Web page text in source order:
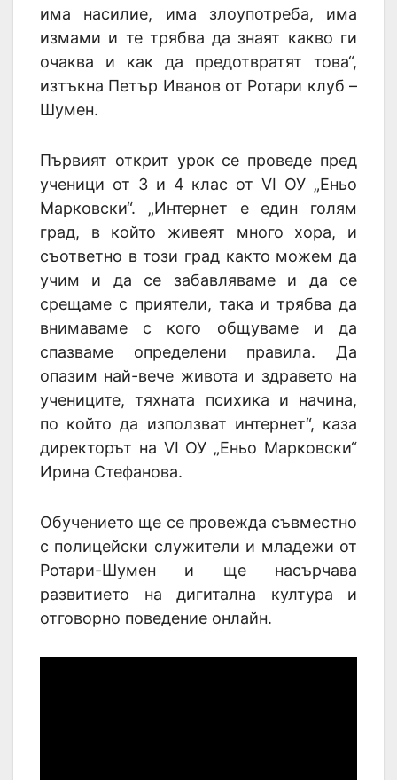
има насилие, има злоупотреба, има
измами и те трябва да знаят какво ги
очаква и как да предотвратят това“,
изтъкна Петър Иванов от Ротари клуб –
Шумен.
Първият открит урок се проведе пред
ученици от 3 и 4 клас от VI ОУ „Еньо
Марковски“. „Интернет е един голям
град, в който живеят много хора, и
съответно в този град както можем да
учим и да се забавляваме и да се
срещаме с приятели, така и трябва да
внимаваме с кого общуваме и да
спазваме определени правила. Да
опазим най-вече живота и здравето на
учениците, тяхната психика и начина,
по който да използват интернет“, каза
директорът на VI ОУ „Еньо Марковски“
Ирина Стефанова.
Обучението ще се провежда съвместно
с полицейски служители и младежи от
Ротари-Шумен и ще насърчава
развитието на дигитална култура и
отговорно поведение онлайн.